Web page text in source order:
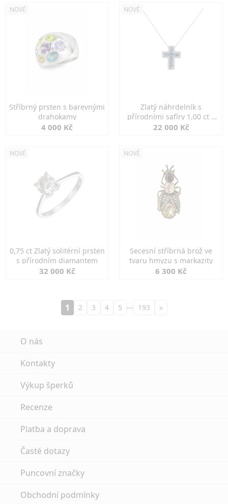
NOVÉ
Stříbrný prsten s barevnými
drahokamy
4 000 Kč
NOVÉ
Zlatý náhrdelník s
přírodními safíry 1,00 ct a
diamanty
22 000 Kč
NOVÉ
0,75 ct Zlatý solitérní prsten
s přírodním diamantem
32 000 Kč
NOVÉ
Secesní stříbrná brož ve
tvaru hmyzu s markazity
6 300 Kč
1 2 3 4 5 … 193 »
O nás
Kontakty
Výkup šperků
Recenze
Platba a doprava
Časté dotazy
Puncovní značky
Obchodní podmínky